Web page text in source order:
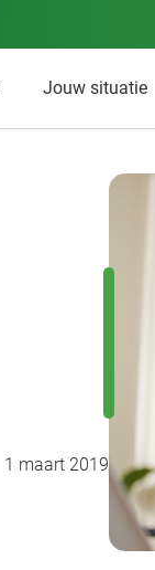
Jouw situatie
1 maart 2019